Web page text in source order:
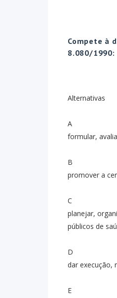
Compete à
8.080/1990:
Alternativas
A
formular,
B
promover a
C
planejar,
públicos de
D
dar execução,
E